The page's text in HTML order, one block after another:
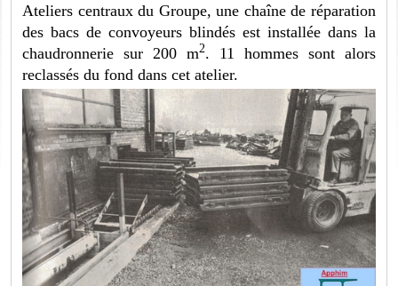
Ateliers centraux du Groupe, une chaîne de réparation
des bacs de convoyeurs blindés est installée dans la
chaudronnerie sur 200 m2. 11 hommes sont alors
reclassés du fond dans cet atelier.